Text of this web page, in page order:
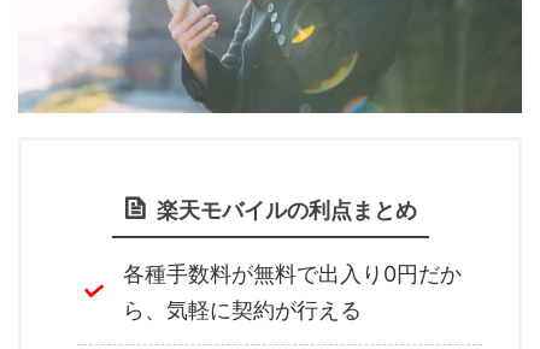
楽天モバイルの利点まとめ
各種手数料が無料で出入り0円だか
ら、気軽に契約が行える